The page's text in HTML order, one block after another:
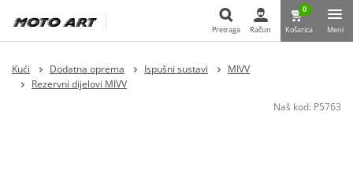
Pretraga Račun
0
Košarica Meni
Kući Dodatna oprema Ispušni sustavi
MIVV
Rezervni dijelovi MIVV
Naš kod: P5763